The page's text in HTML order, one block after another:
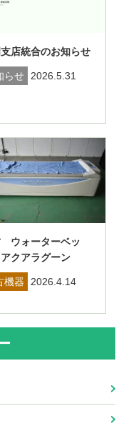
店統合のお知らせ
らせ 2026.5.31
ウォーターベッ
クアラグーン
機器 2026.4.14